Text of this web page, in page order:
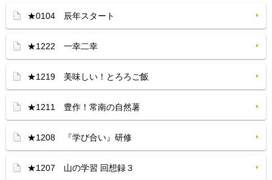
★0104 辰年スタート
★1222 一幸二幸
★1219 美味しい！とろろご飯
★1211 豊作！常南の自然薯
★1208 『学び合い』研修
★1207 山の学習 回想録３